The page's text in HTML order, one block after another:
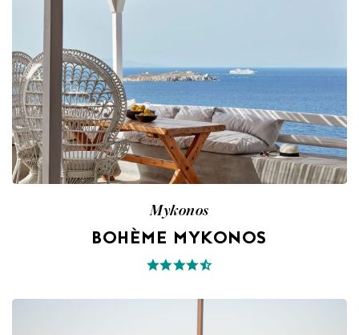
Mykonos
BOHÈME MYKONOS